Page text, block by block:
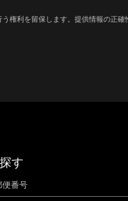
権利を留保します。提供情報の正確
す